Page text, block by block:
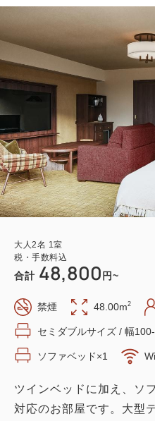
大人 2名 1 室
税・手数料込
合計 48,800 円~
禁煙 48.00m2
セミダブルサイズ / 幅
ソファベッド×1
ツインベッドに加え、ソ
対応のお部屋です。大型